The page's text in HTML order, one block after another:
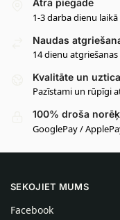
Ātra piegāde
1-3 darba dienu
Naudas
14 dienu
Kvalitāte un
Pazīstami un rūpīgi
100% droša
GooglePay /
SEKOJIET MUMS
Facebook